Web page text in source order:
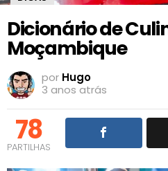
Dicionário de
Moçambique
por Hugo
3 anos atrás
78
PARTILHAS